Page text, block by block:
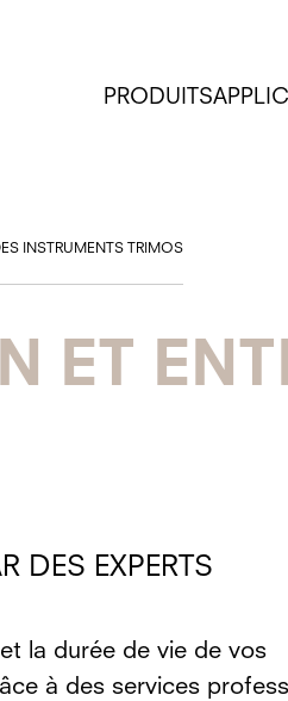
PRODUITS
INSTRUMENTS TRIMOS
ET
DES EXPERTS
la durée de vie de vos
à des services